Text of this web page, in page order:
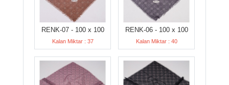
RENK-07 - 100 x 100
Kalan Miktar : 37
RENK-06 - 100 x 100
Kalan Miktar : 40